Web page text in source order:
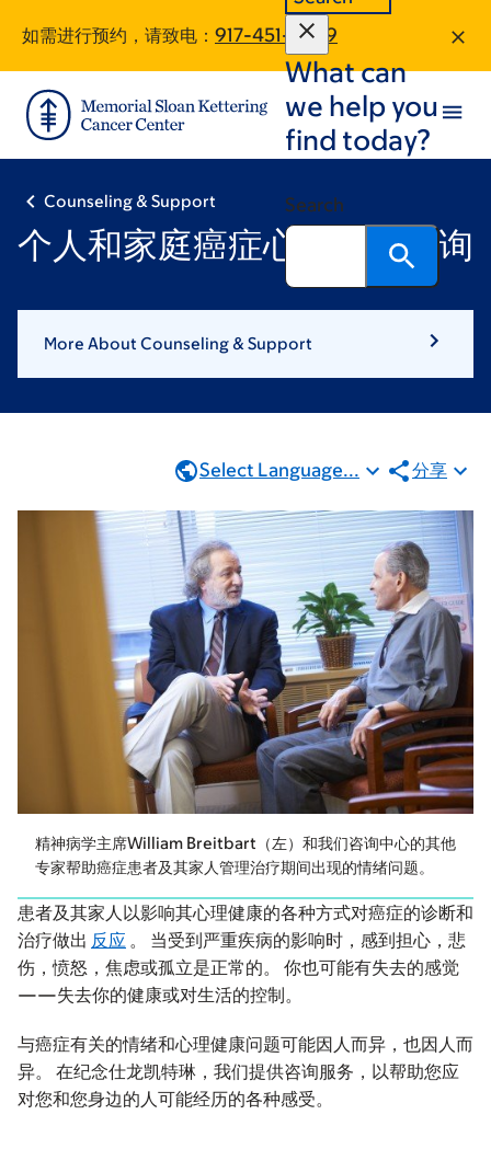
main
content
footer
如需进行预约，请致电： 917-451-9029
What can
we help you
find today?
Search
Counseling & Support
个人和家庭癌症心理健康咨询
More About Counseling & Support
Select Language... 分享
精神病学主席William Breitbart（左）和我们咨询中心的其他
专家帮助癌症患者及其家人管理治疗期间出现的情绪问题。
患者及其家人以影响其心理健康的各种方式对癌症的诊断和
治疗做出 反应 。 当受到严重疾病的影响时，感到担心，悲
伤，愤怒，焦虑或孤立是正常的。 你也可能有失去的感觉
——失去你的健康或对生活的控制。
与癌症有关的情绪和心理健康问题可能因人而异，也因人而
异。 在纪念仕龙凯特琳，我们提供咨询服务，以帮助您应
对您和您身边的人可能经历的各种感受。